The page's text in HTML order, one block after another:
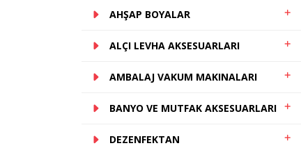
AHŞAP BOYALAR
ALÇI LEVHA AKSESUARLARI
AMBALAJ VAKUM MAKINALARI
BANYO VE MUTFAK AKSESUARLARI
DEZENFEKTAN